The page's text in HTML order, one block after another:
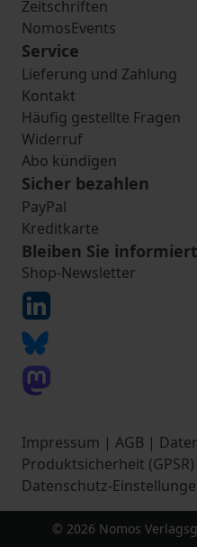
Zeitschriften
NomosEvents
Service
Lieferung und Zahlung
Kontakt
Häufig gestellte Fragen
Widerruf
Abo kündigen
Sicher bezahlen
PayPal
Kreditkarte
Bleiben Sie informiert
Shop-Newsletter
Impressum | AGB |
Produktsicherheit (GPSR)
Datenschutz-
© 2026 Nomos